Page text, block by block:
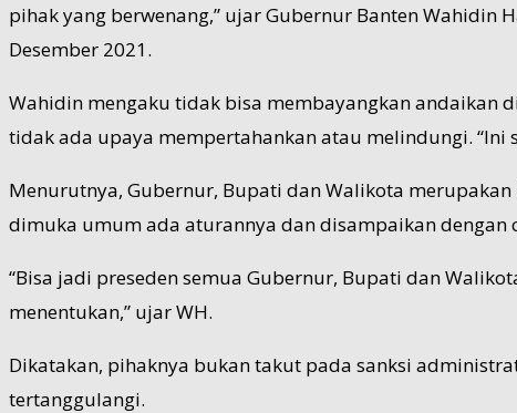
pihak yang berwenang,” ujar Gubernur Banten Wahidin
Desember 2021.
Wahidin mengaku tidak bisa membayangkan andaikan
tidak ada upaya mempertahankan atau melindungi.
Menurutnya, Gubernur, Bupati dan Walikota
dimuka umum ada aturannya dan disampaikan dengan
“Bisa jadi preseden semua Gubernur, Bupati dan
menentukan,” ujar WH.
Dikatakan, pihaknya bukan takut pada sanksi
tertanggulangi.